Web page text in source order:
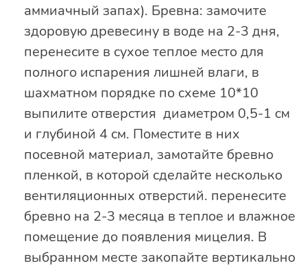
аммиачный запах). Бревна: замочите
здоровую древесину в воде на 2-3 дня,
перенесите в сухое теплое место для
полного испарения лишней влаги, в
шахматном порядке по схеме 10*10
выпилите отверстия диаметром 0,5-1 см
и глубиной 4 см. Поместите в них
посевной материал, замотайте бревно
пленкой, в которой сделайте несколько
вентиляционных отверстий. перенесите
бревно на 2-3 месяца в теплое и влажное
помещение до появления мицелия. В
выбранном месте закопайте вертикально